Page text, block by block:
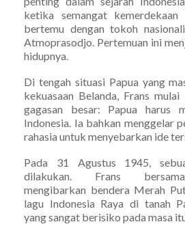
ketika semangat
bertemu dengan tokoh
Atmoprasodjo. Pertemuan ini
hidupnya.
Di tengah situasi Papua yang
kekuasaan Belanda, Frans
gagasan besar: Papua harus
Indonesia. Ia bahkan menggelar
rahasia untuk menyebarkan ide
Pada 31 Agustus 1945,
dilakukan. Frans
mengibarkan bendera Merah
lagu Indonesia Raya di tanah
yang sangat berisiko pada masa